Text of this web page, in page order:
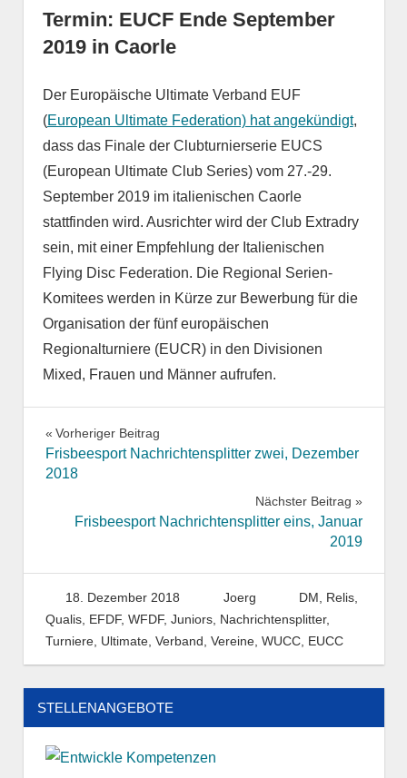
Termin: EUCF Ende September
2019 in Caorle
Der Europäische Ultimate Verband EUF
(European Ultimate Federation) hat angekündigt,
dass das Finale der Clubturnierserie EUCS
(European Ultimate Club Series) vom 27.-29.
September 2019 im italienischen Caorle
stattfinden wird. Ausrichter wird der Club Extradry
sein, mit einer Empfehlung der Italienischen
Flying Disc Federation. Die Regional Serien-
Komitees werden in Kürze zur Bewerbung für die
Organisation der fünf europäischen
Regionalturniere (EUCR) in den Divisionen
Mixed, Frauen und Männer aufrufen.
Beitragsnavigation
Vorheriger Beitrag
Frisbeesport Nachrichtensplitter zwei, Dezember
2018
Nächster Beitrag
Frisbeesport Nachrichtensplitter eins, Januar
2019
18. Dezember 2018 Joerg
DM, Relis,
Qualis, EFDF, WFDF, Juniors, Nachrichtensplitter,
Turniere, Ultimate, Verband Vereine, WUCC, EUCC
STELLENANGEBOTE